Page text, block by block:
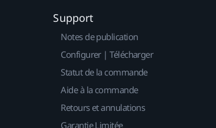
Support
Notes de publication
Configurer | Télécharger
Statut de la commande
Aide à la commande
Retours et annulations
Garantie Limitée